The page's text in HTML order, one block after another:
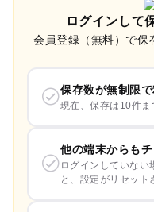
ログインして
会員登録（無料）で保
保存数が無制限で
現在、保存は10件ま
他の端末からも
ログインしていな
と、設定がリセット